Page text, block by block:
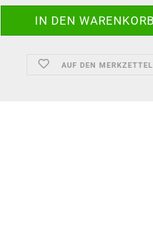
AUF DEN MERKZETTEL